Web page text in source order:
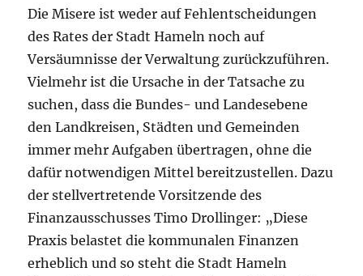
Die Misere ist weder auf Fehlentscheidungen
des Rates der Stadt Hameln noch auf
Versäumnisse der Verwaltung zurückzuführen.
Vielmehr ist die Ursache in der Tatsache zu
suchen, dass die Bundes- und Landesebene
den Landkreisen, Städten und Gemeinden
immer mehr Aufgaben übertragen, ohne die
dafür notwendigen Mittel bereitzustellen. Dazu
der stellvertretende Vorsitzende des
Finanzausschusses Timo Drollinger: „Diese
Praxis belastet die kommunalen Finanzen
erheblich und so steht die Stadt Hameln